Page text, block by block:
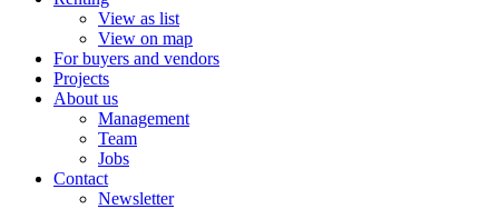
View as list
View on map
For buyers and vendors
Projects
About us
Management
Team
Jobs
Contact
Newsletter